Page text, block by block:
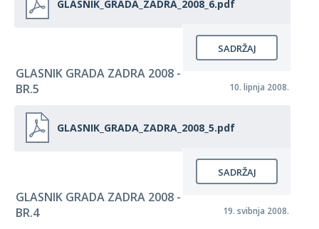
GLASNIK_GRADA_ZADRA_2008_6.pdf
SADRŽAJ
GLASNIK GRADA ZADRA 2008 -
BR.5
10. lipnja 2008.
GLASNIK_GRADA_ZADRA_2008_5.pdf
SADRŽAJ
GLASNIK GRADA ZADRA 2008 -
BR.4
19. svibnja 2008.